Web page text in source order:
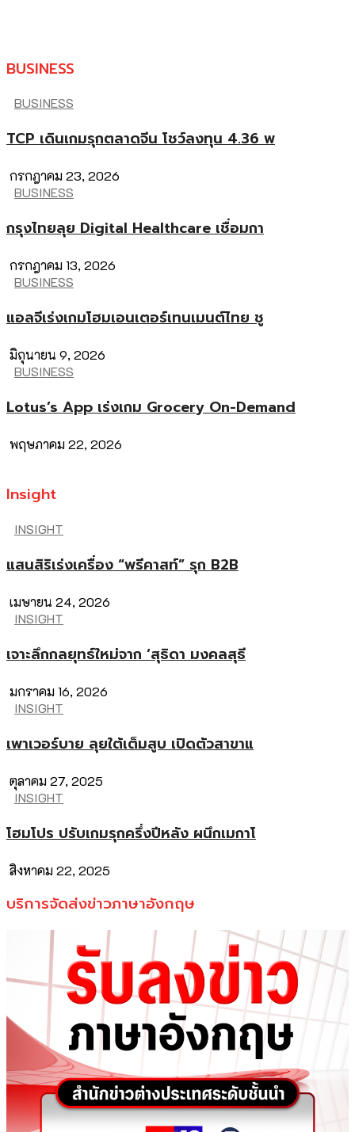
BUSINESS
BUSINESS
TCP เดินเกมรุกตลาดจีน โชว์ลงทุน 4.36 พ
กรกฎาคม 23, 2026
BUSINESS
กรุงไทยลุย Digital Healthcare เชื่อมกา
กรกฎาคม 13, 2026
BUSINESS
แอลจีเร่งเกมโฮมเอนเตอร์เทนเมนต์ไทย ชู
มิถุนายน 9, 2026
BUSINESS
Lotus’s App เร่งเกม Grocery On-Demand
พฤษภาคม 22, 2026
Insight
INSIGHT
แสนสิริเร่งเครื่อง “พรีคาสท์” รุก B2B
เมษายน 24, 2026
INSIGHT
เจาะลึกกลยุทธ์ใหม่จาก ‘สุธิดา มงคลสุธี
มกราคม 16, 2026
INSIGHT
เพาเวอร์บาย ลุยใต้เต็มสูบ เปิดตัวสาขาแ
ตุลาคม 27, 2025
INSIGHT
โฮมโปร ปรับเกมรุกครึ่งปีหลัง ผนึกเมกาโ
สิงหาคม 22, 2025
บริการจัดส่งข่าวภาษาอังกฤษ